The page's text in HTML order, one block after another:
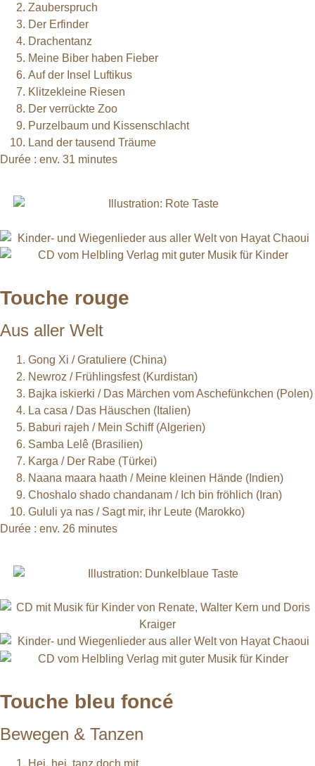
Zauberspruch
Der Erfinder
Drachentanz
Meine Biber haben Fieber
Auf der Insel Luftikus
Klitzekleine Riesen
Der verrückte Zoo
Purzelbaum und Kissenschlacht
Land der tausend Träume
Durée : env. 31 minutes
Touche rouge
Aus aller Welt
Gong Xi / Gratuliere (China)
Newroz / Frühlingsfest (Kurdistan)
Bajka iskierki / Das Märchen vom Aschefünkchen (Polen)
La casa / Das Häuschen (Italien)
Baburi rajeh / Mein Schiff (Algerien)
Samba Lelê (Brasilien)
Karga / Der Rabe (Türkei)
Naana maara haath / Meine kleinen Hände (Indien)
Choshalo shado chandanam / Ich bin fröhlich (Iran)
Gululi ya nas / Sagt mir, ihr Leute (Marokko)
Durée : env. 26 minutes
Touche bleu foncé
Bewegen & Tanzen
Hej, hej, tanz doch mit